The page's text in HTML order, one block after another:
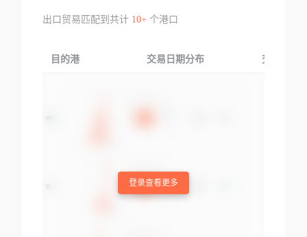
出口贸易匹配到共计 10+个港口
目的港 交易日期分布 交易产品
登录查看更多